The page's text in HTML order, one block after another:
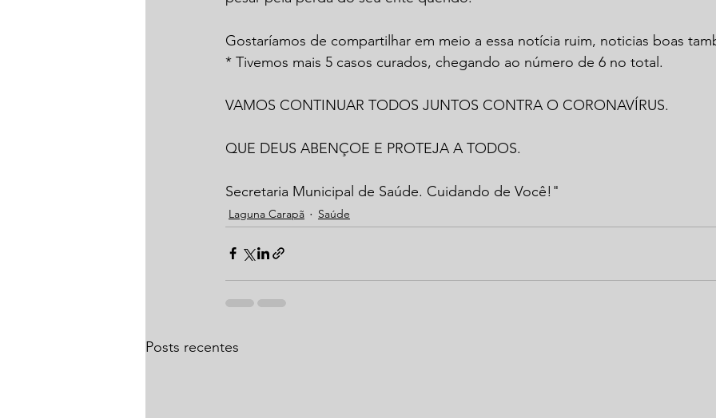
Gostaríamos de compartilhar em meio a essa notícia ruim, noticias boas
* Tivemos mais 5 casos curados, chegando ao número de 6 no total.
VAMOS CONTINUAR TODOS JUNTOS CONTRA O CORONAVÍRUS.
QUE DEUS ABENÇOE E PROTEJA A TODOS.
Secretaria Municipal de Saúde. Cuidando de Você!"
Laguna Carapã Saúde
Posts recentes